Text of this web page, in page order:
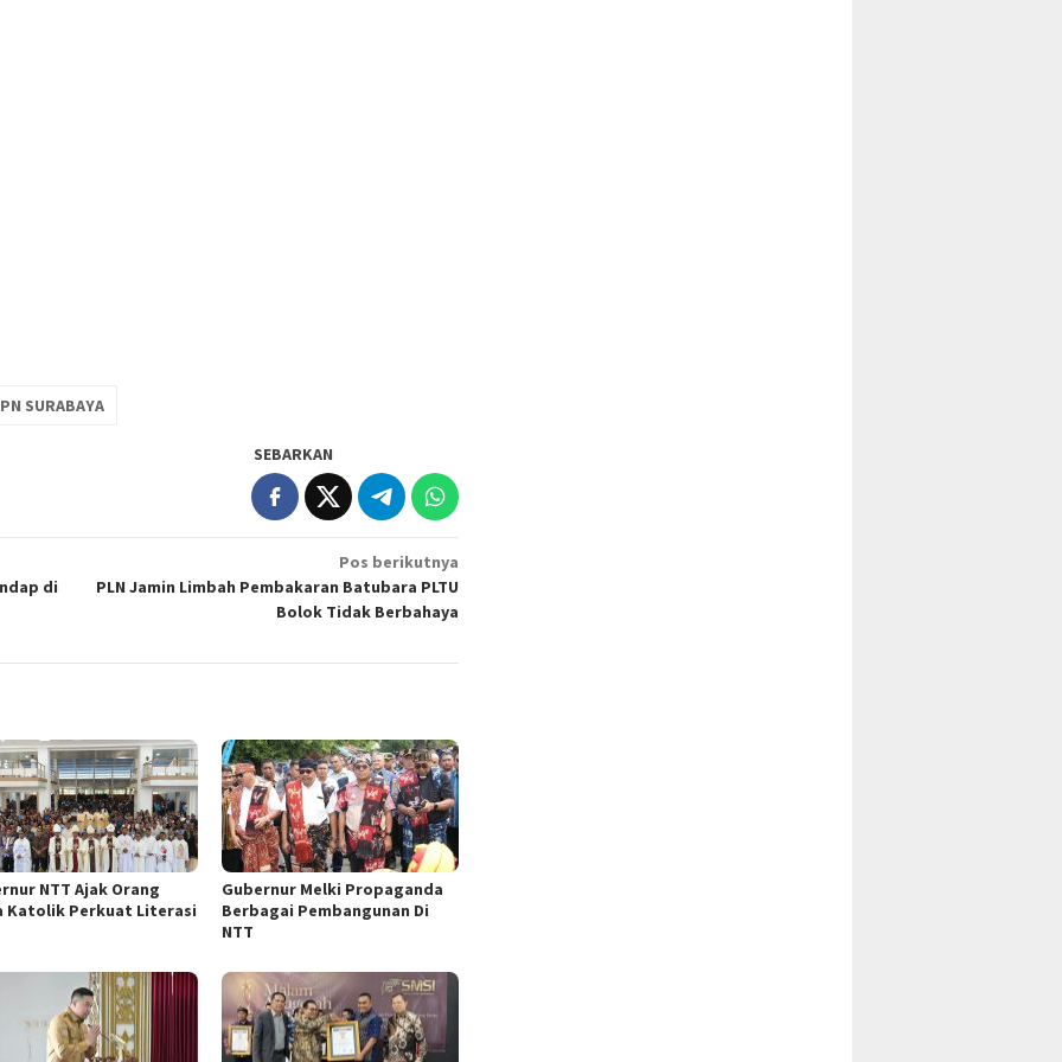
PN SURABAYA
SEBARKAN
di
Pos berikutnya
PLN Jamin Limbah Pembakaran Batubara PLTU
Bolok Tidak Berbahaya
NTT Ajak Orang
Katolik Perkuat Literasi
Gubernur Melki Propaganda
Berbagai Pembangunan Di
NTT